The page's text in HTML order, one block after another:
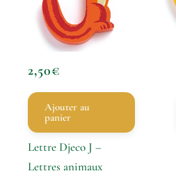
2,50€
Ajouter au
panier
Lettre Djeco J –
Lettres animaux